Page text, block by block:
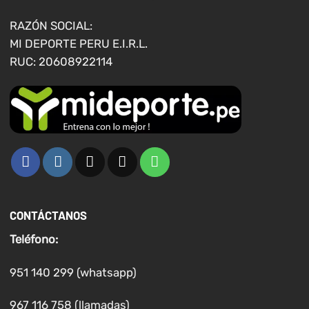
página
de
producto
RAZÓN SOCIAL:
MI DEPORTE PERU E.I.R.L.
RUC: 20608922114
CONTÁCTANOS
Teléfono:
951 140 299 (whatsapp)
967 116 758 (llamadas)